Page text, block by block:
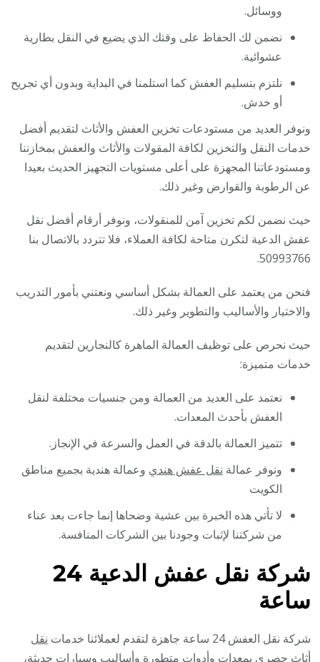
ووسائل.
نضمن لك الحفاظ على وقتك الذي يضيع في النقل بطارية
عشوائية.
نلتزم بتسليم العفش كما استلمنا في البداية وبدون أي تجريح
أو خدش.
ونوفر العديد من مستودعات تخزين العفش والأثاث لتقديم أفضل
خدمات النقل والتخزين لكافة المقولات والأثاث والعفش بمخازننا
ومستودعاتنا المجهزة على أعلى مستويات التجهيز الحديث بعيدا
عن الرطوبة والقوارض وغير ذلك.
حيث نضمن لكم تخزين آمن للمنقولات، ونوفر أرقام أفضل نقل
عفش الدعية لتكرن متاحة لكافة العملاء، فلا تتردد بالاتصال بنا
50993766.
فنحن من يعتمد على العمالة بشكل أساسي ونعتني بأمور التدريب
والاختيار والأساليب والتطوير وغير ذلك.
حيث نحرص على توظيف العمالة الماهرة كالنجارين لتقديم
خدمات متميزة:
نعتمد على العديد من العمالة ومن جنسيات مختلفة لنقل
العفش بأحدث المعدات.
تتميز العمالة بالدقة في العمل والسرعة في الإنجاز.
ونوفر عمالة نقل عفش هندي وعمالة هندية بجميع مناطق
الكويت
لا تأتي هذه الخبرة بين عشية وضحاها إنما جاءت بعد عناء
من شركتنا لإثبات وجودنا بين الشركات المنافسة.
شركة نقل عفش الدعية 24
ساعة
شركة نقل العفش 24 ساعة جاهزة لتقدم لعملائنا خدمات
نقل
أثاث حصري بمعدات وأدوات متطورة وأساليب وسيارات حديثة،